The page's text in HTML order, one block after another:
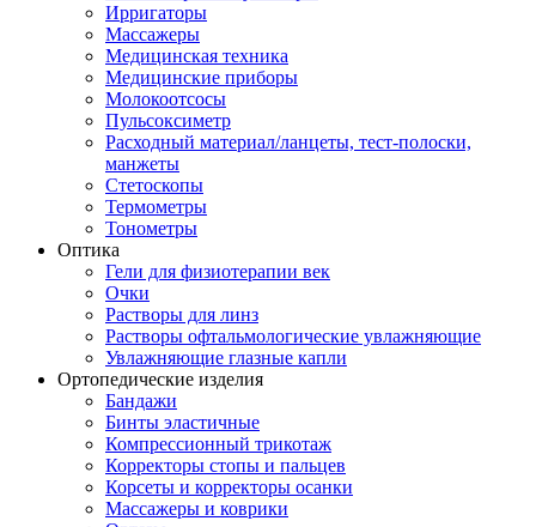
Ирригаторы
Массажеры
Медицинская техника
Медицинские приборы
Молокоотсосы
Пульсоксиметр
Расходный материал/ланцеты, тест-полоски,
манжеты
Стетоскопы
Термометры
Тонометры
Оптика
Гели для физиотерапии век
Очки
Растворы для линз
Растворы офтальмологические увлажняющие
Увлажняющие глазные капли
Ортопедические изделия
Бандажи
Бинты эластичные
Компрессионный трикотаж
Корректоры стопы и пальцев
Корсеты и корректоры осанки
Массажеры и коврики